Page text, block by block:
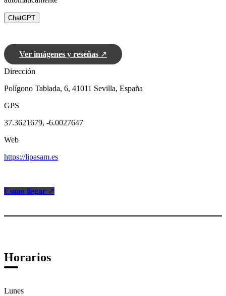
ChatGPT
Ver imágenes y reseñas ↗
Dirección
Polígono Tablada, 6, 41011 Sevilla, España
GPS
37.3621679, -6.0027647
Web
https://lipasam.es
Como llegar ↗
Horarios
Lunes